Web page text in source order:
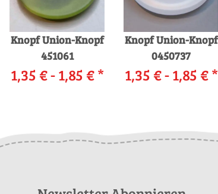
Knopf Union-Knopf
451061
1,35 € -1,85 €*
Knopf Union-Knopf
0450737
1,35 € -1,85 €*